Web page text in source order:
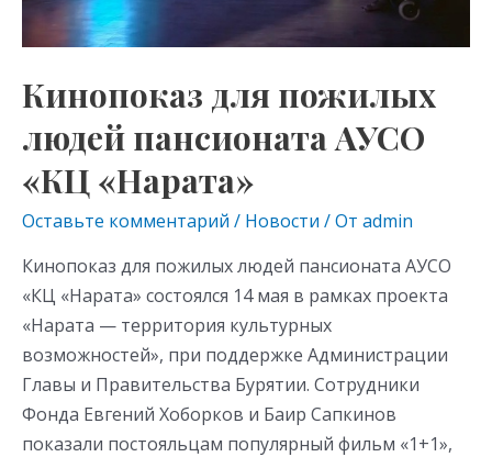
Кинопоказ для пожилых
людей пансионата АУСО
«КЦ «Нарата»
Оставьте комментарий / Новости / От admin
Кинопоказ для пожилых людей пансионата АУСО
«КЦ «Нарата» состоялся 14 мая в рамках проекта
«Нарата — территория культурных
возможностей», при поддержке Администрации
Главы и Правительства Бурятии. Сотрудники
Фонда Евгений Хоборков и Баир Сапкинов
показали постояльцам популярный фильм «1+1»,
«Нарата»